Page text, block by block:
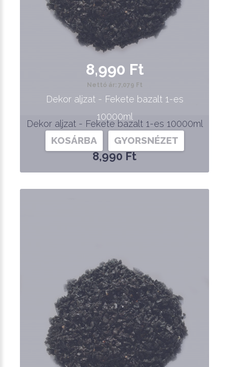
Dekor aljzat - Fekete bazalt 1-es 10000ml
8,990 Ft
8,990 Ft
Nettó ár: 7,079 Ft
Dekor aljzat - Fekete bazalt 1-es
10000ml
KOSÁRBA GYORSNÉZET